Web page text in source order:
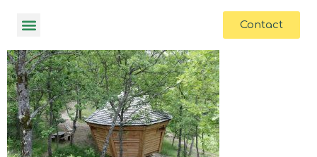
principal
Contact